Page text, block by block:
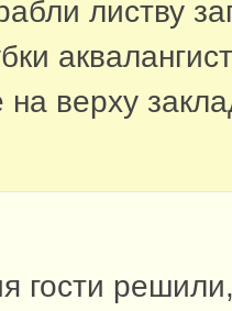
листву
на верху
гости